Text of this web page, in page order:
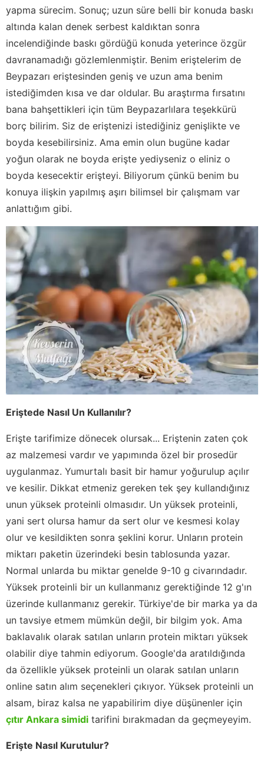
yapma sürecim. Sonuç; uzun süre belli bir konuda baskı
altında kalan denek serbest kaldıktan sonra
incelendiğinde baskı gördüğü konuda yeterince özgür
davranamadığı gözlemlenmiştir. Benim eriştelerim de
Beypazarı eriştesinden geniş ve uzun ama benim
istediğimden kısa ve dar oldular. Bu araştırma fırsatını
bana bahşettikleri için tüm Beypazarlılara teşekkürü
borç bilirim. Siz de eriştenizi istediğiniz genişlikte ve
boyda kesebilirsiniz. Ama emin olun bugüne kadar
yoğun olarak ne boyda erişte yediyseniz o eliniz o
boyda kesecektir erişteyi. Biliyorum çünkü benim bu
konuya ilişkin yapılmış aşırı bilimsel bir çalışmam var
anlattığım gibi.
Eriştede Nasıl Un Kullanılır?
Erişte tarifimize dönecek olursak... Eriştenin zaten çok
az malzemesi vardır ve yapımında özel bir prosedür
uygulanmaz. Yumurtalı basit bir hamur yoğurulup açılır
ve kesilir. Dikkat etmeniz gereken tek şey kullandığınız
unun yüksek proteinli olmasıdır. Un yüksek proteinli,
yani sert olursa hamur da sert olur ve kesmesi kolay
olur ve kesildikten sonra şeklini korur. Unların protein
miktarı paketin üzerindeki besin tablosunda yazar.
Normal unlarda bu miktar genelde 9-10 g civarındadır.
Yüksek proteinli bir un kullanmanız gerektiğinde 12 g'ın
üzerinde kullanmanız gerekir. Türkiye'de bir marka ya da
un tavsiye etmem mümkün değil, bir bilgim yok. Ama
baklavalık olarak satılan unların protein miktarı yüksek
olabilir diye tahmin ediyorum. Google'da aratıldığında
da özellikle yüksek proteinli un olarak satılan unların
online satın alım seçenekleri çıkıyor. Yüksek proteinli un
alsam, biraz kalsa ne yapabilirim diye düşünenler için
çıtır Ankara simidi tarifini bırakmadan da geçmeyeyim.
Erişte Nasıl Kurutulur?